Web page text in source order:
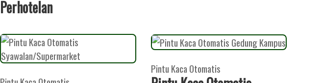
Perhotelan
Pintu Kaca Otomatis